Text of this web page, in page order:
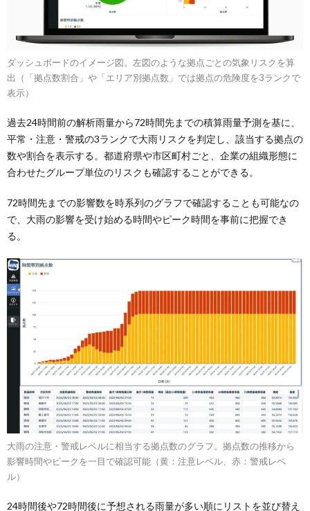
ダッシュボードのイメージ図。左図のような拠点ごとの気象リスクを算
出（「拠点数割合」や「エリア別拠点数」では拠点の危険度を3ランクで
表示）
過去24時間前の解析雨量から72時間先までの積算雨量予測を基に、
平常・注意・警戒の3ランクで大雨リスクを判定し、該当する拠点の
数や割合を表示する。都道府県や市区町村ごと、企業の組織形態に
合わせたグループ単位のリスクも確認することができる。
72時間先までの影響数を時系列のグラフで確認することも可能なの
で、大雨の影響を受け始める時間やピーク時間を事前に把握でき
る。
大雨の注意・警戒レベルに相当する拠点数のグラフ。拠点数の推移から
影響時間やピークを一目で確認可能（黄：注意レベル、赤：警戒レベ
ル）
24時間後や72時間後に予想される雨量が多い順にリストを並び替え